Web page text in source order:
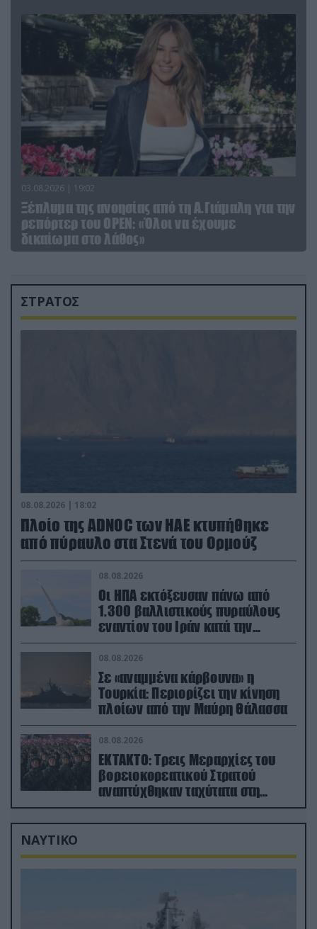
03.08.2026 | 19:02
Ξέπλυμα της ανοησίας από τη Α.Γιάμαλη για την
ρεπόρτερ του ΟΡΕΝ: «Όλοι να έχουμε
δικαίωμα στο λάθος»
ΣΤΡΑΤΟΣ
08.08.2026 | 18:02
Πλοίο της ADNOC των ΗΑΕ κτυπήθηκε
από πύραυλο στα Στενά του Ορμούζ
08.08.2026
Οι ΗΠΑ εκτόξευσαν πάνω από
1.300 βαλλιστικούς πυραύλους
εναντίον του Ιράν κατά την
διάρκεια του πολέμου
08.08.2026
Σε «αναμμένα κάρβουνα» η
Τουρκία: Περιορίζει την κίνηση
πλοίων από την Μαύρη Θάλασσα
08.08.2026
ΕΚΤΑΚΤΟ: Τρεις Μεραρχίες του
βορειοκορεατικού Στρατού
αναπτύχθηκαν ταχύτατα στη
Ρωσία
ΝΑΥΤΙΚΟ